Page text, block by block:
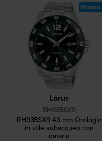
Lorus
RH935SX9
RH935SX9 43 mm Orologio
in stile subacqueo con
datario
Nuovo